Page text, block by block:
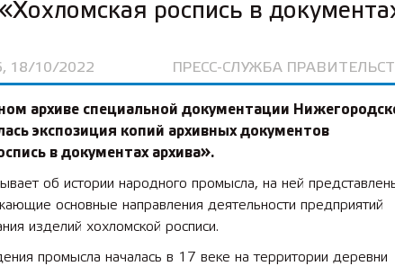
роспись в
18/10/2022 ПРЕСС-СЛУЖБА
архиве специальной документации
экспозиция копий архивных документов
в документах архива».
об истории народного промысла, на ней
основные направления деятельности предприятий
изделий хохломской росписи.
промысла началась в 17 веке на территории деревни